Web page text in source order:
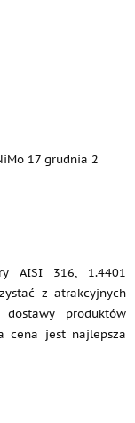
17 grudnia 2
AISI 316, 1.4401
z atrakcyjnych
produktów
cena jest najlepsza